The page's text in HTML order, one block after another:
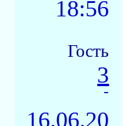
18:56
Гость
3
-
16.06.20